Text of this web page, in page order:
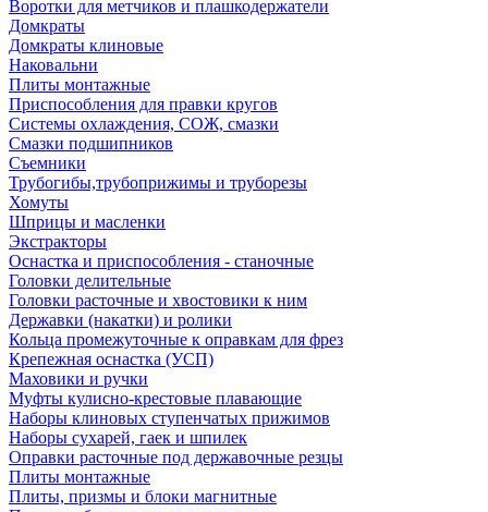
Воротки для метчиков и плашкодержатели
Домкраты
Домкраты клиновые
Наковальни
Плиты монтажные
Приспособления для правки кругов
Системы охлаждения, СОЖ, смазки
Смазки подшипников
Съемники
Трубогибы,трубоприжимы и труборезы
Хомуты
Шприцы и масленки
Экстракторы
Оснастка и приспособления - станочные
Головки делительные
Головки расточные и хвостовики к ним
Державки (накатки) и ролики
Кольца промежуточные к оправкам для фрез
Крепежная оснастка (УСП)
Маховики и ручки
Муфты кулисно-крестовые плавающие
Наборы клиновых ступенчатых прижимов
Наборы сухарей, гаек и шпилек
Оправки расточные под державочные резцы
Плиты монтажные
Плиты, призмы и блоки магнитные